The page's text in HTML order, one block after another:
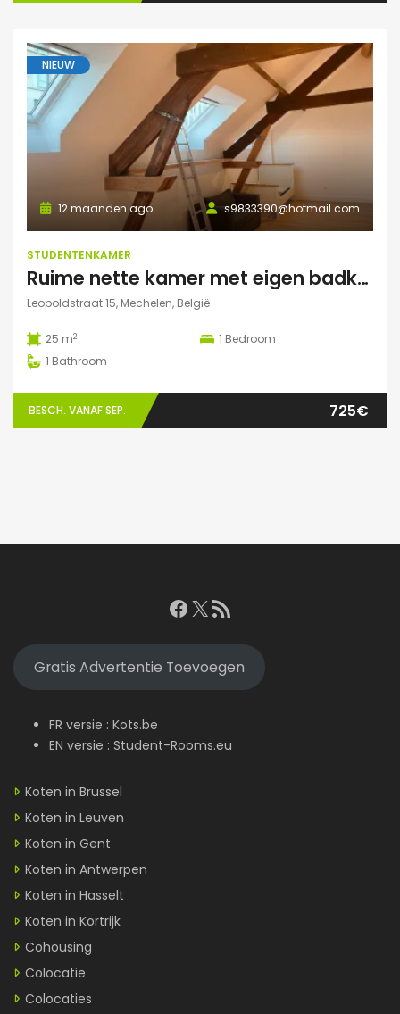
NIEUW
s9833390@hotmail.com
12 maanden ago
STUDENTENKAMER
Ruime nette kamer met eigen badkamer en veel lichtinval
Leopoldstraat 15, Mechelen, België
25 m2 1 Bedroom
1 Bathroom
BESCH. VANAF SEP. 725€
Facebook
X RSS feed
Gratis Advertentie Toevoegen
FR versie : Kots.be
EN versie : Student-Rooms.eu
Koten in Brussel
Koten in Leuven
Koten in Gent
Koten in Antwerpen
Koten in Hasselt
Koten in Kortrijk
Cohousing
Colocatie
Colocaties